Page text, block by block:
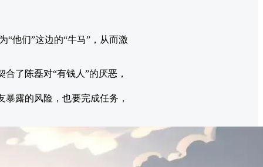
“他们”这边的“牛马”，从而激
了陈磊对“有钱人”的厌恶，
露的风险，也要完成任务，